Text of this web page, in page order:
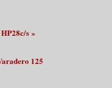
s »
125